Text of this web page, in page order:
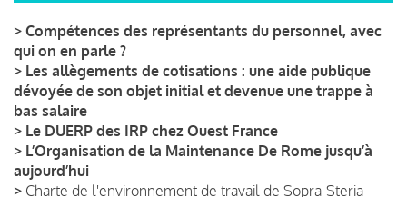
> Compétences des représentants du personnel, avec
qui on en parle ?
> Les allègements de cotisations : une aide publique
dévoyée de son objet initial et devenue une trappe à
bas salaire
> Le DUERP des IRP chez Ouest France
> L’Organisation de la Maintenance De Rome jusqu’à
aujourd’hui
> Charte de l'environnement de travail de Sopra-Steria